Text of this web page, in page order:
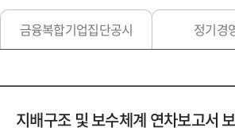
동
금융복합기업집단공시 정기경
지배구조 및 보수체계 연차보고서